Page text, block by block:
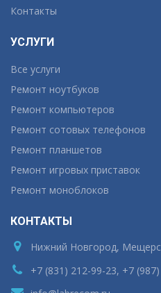
Контакты
УСЛУГИ
Все услуги
Ремонт ноутбуков
Ремонт компьютеров
Ремонт сотовых телефонов
Ремонт планшетов
Ремонт игровых приставок
Ремонт моноблоков
КОНТАКТЫ
Нижний Новгород,
+7 (831) 212-99-23, +7